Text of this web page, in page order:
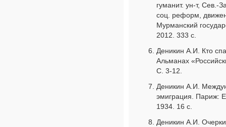
гуманит. ун-т, Сев.-
соц. реформ,
Мурманский
2012. 333 с.
Деникин А.И. Кто
Альманах
С. 3-12.
Деникин А.И.
эмиграция. Париж:
1934. 16 с.
Деникин А.И.